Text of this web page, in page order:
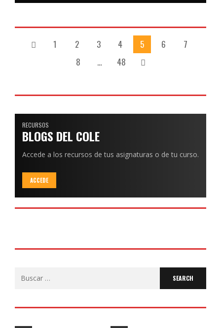
1 2 3 4 5 6
7
8
… 48
RECURSOS
BLOGS DEL COLE
Accede a los recursos de tus asignaturas o de tu curso.
ACCEDE